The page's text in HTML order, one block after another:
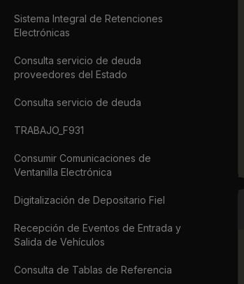
Sistema Integral de Retenciones
Electrónicas
Consulta servicio de deuda
proveedores del Estado
Consulta servicio de deuda
TRABAJO_F931
Consumir Comunicaciones de
Ventanilla Electrónica
Digitalización de Depositario Fiel
Recepción de Eventos de Entrada y
Salida de Vehículos
Consulta de Tablas de Referencia